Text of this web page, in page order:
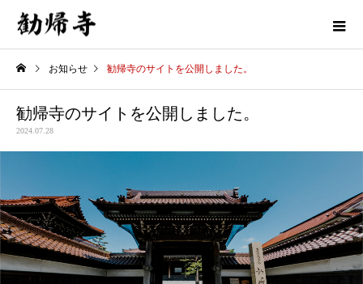
お知らせ 勧帰寺のサイトを公開しました。
勧帰寺のサイトを公開しました。
2024.07.28